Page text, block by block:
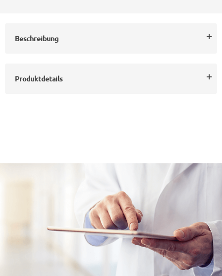
Beschreibung
Produktdetails